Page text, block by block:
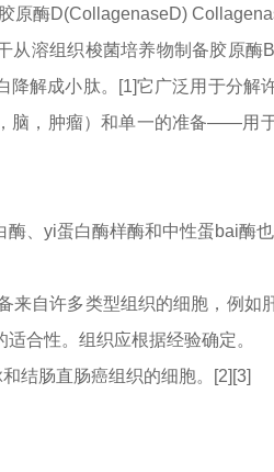
原酶D(CollagenaseD)
从溶组织梭菌培养物制备胶原酶
降解成小肽。[1]它广泛用于分解
脑，肿瘤）和单一的准备——用
、 yi蛋白酶样酶和中性蛋bai酶
来自许多类型组织的细胞，例
合性。组织应根据经验确定。
结肠直肠癌组织的细胞。[2][3]